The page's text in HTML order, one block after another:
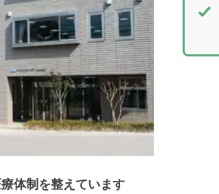
体制を整えています